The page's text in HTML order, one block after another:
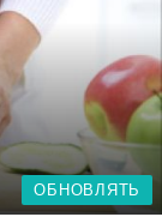
ОБНОВЛЯТЬ